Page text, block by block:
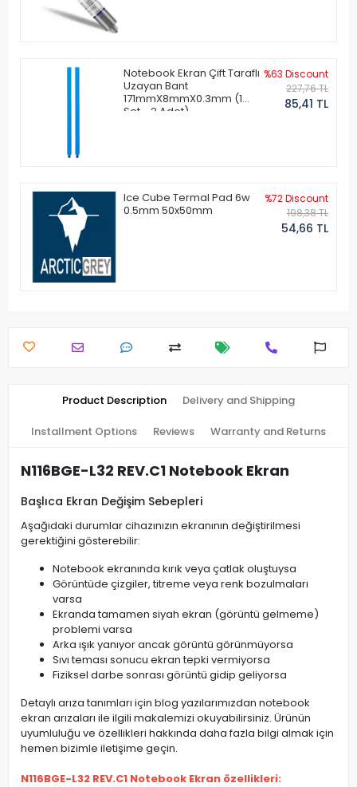
Notebook Ekran Çift Taraflı
Uzayan Bant
171mmX8mmX0.3mm (1
Set - 2 Adet)
%63 Discount
227,76 TL
85,41 TL
Ice Cube Termal Pad 6w
0.5mm 50x50mm
%72 Discount
198,38 TL
54,66 TL
Product Description Delivery and Shipping
Installment Options Reviews Warranty and Returns
N116BGE-L32 REV.C1 Notebook Ekran
Başlıca Ekran Değişim Sebepleri
Aşağıdaki durumlar cihazınızın ekranının değiştirilmesi
gerektiğini gösterebilir:
Notebook ekranında kırık veya çatlak oluştuysa
Görüntüde çizgiler, titreme veya renk bozulmaları
varsa
Ekranda tamamen siyah ekran (görüntü gelmeme)
problemi varsa
Arka ışık yanıyor ancak görüntü görünmüyorsa
Sıvı teması sonucu ekran tepki vermiyorsa
Fiziksel darbe sonrası görüntü gidip geliyorsa
Detaylı arıza tanımları için blog yazılarımızdan notebook
ekran arızaları ile ilgili makalemizi okuyabilirsiniz. Ürünün
uyumluluğu ve özellikleri hakkında daha fazla bilgi almak için
hemen bizimle iletişime geçin.
N116BGE-L32 REV.C1 Notebook Ekran özellikleri: